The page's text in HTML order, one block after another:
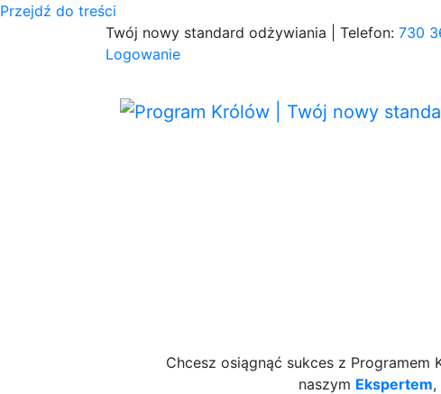
Przejdź do treści
Twój nowy standard odżywiania | Telefon: 730
Logowanie
Chcesz osiągnąć sukces z
naszym Ekspertem,